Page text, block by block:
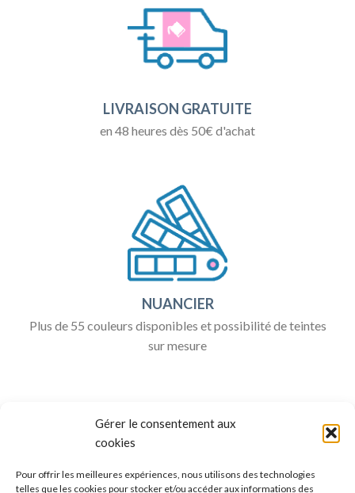
Gérer le consentement aux
cookies
Pour offrir les meilleures expériences, nous utilisons des technologies
telles que les cookies pour stocker et/ou accéder aux informations des
LIVRAISON GRATUITE
en 48 heures dès 50€ d'achat
NUANCIER
Plus de 55 couleurs disponibles et possibilité de teintes
sur mesure